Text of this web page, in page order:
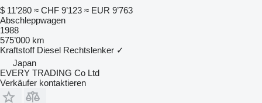
$ 11’280 ≈ CHF 9’123 ≈ EUR 9’763
Abschleppwagen
1988
575’000 km
Kraftstoff Diesel Rechtslenker ✓
Japan
EVERY TRADING Co Ltd
Verkäufer kontaktieren